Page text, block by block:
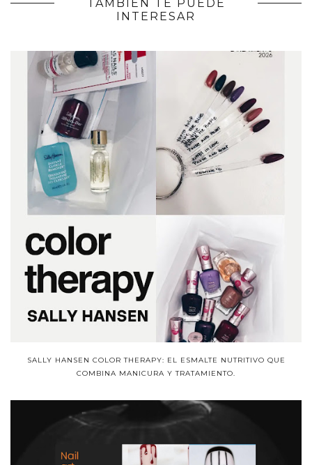
TAMBIÉN TE PUEDE
INTERESAR
SALLY HANSEN COLOR THERAPY: EL ESMALTE NUTRITIVO QUE
COMBINA MANICURA Y TRATAMIENTO.